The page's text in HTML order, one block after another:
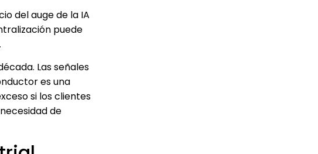
del auge de la IA
puede
Las señales
es una
si los clientes
de